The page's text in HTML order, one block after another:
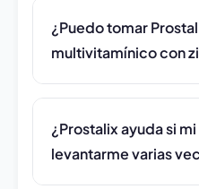
¿Puedo tomar
multivitamínico con
¿Prostalix ayuda si
levantarme varias